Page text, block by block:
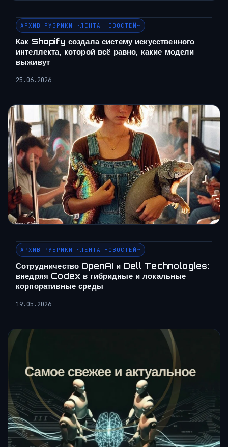
АРХИВ РУБРИКИ ~ЛЕНТА НОВОСТЕЙ~
Как Shopify создала систему искусственного
интеллекта, которой всё равно, какие модели
выживут
25.06.2026
АРХИВ РУБРИКИ ~ЛЕНТА НОВОСТЕЙ~
Сотрудничество OpenAI и Dell Technologies:
внедряя Codex в гибридные и локальные
корпоративные среды
19.05.2026